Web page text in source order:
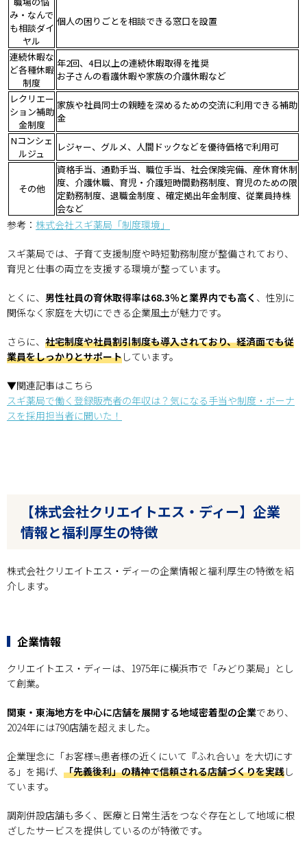
み・なんで
も相談ダイ
ヤル
個人の困りごとを相談できる窓口を設置
連続休暇な
ど各種休暇
制度
年2回、4日以上の連続休暇取得を推奨
お子さんの看護休暇や家族の介護休暇など
レクリエー
ション補助
金制度
家族や社員同士の親睦を深めるための交流に利用できる補助
金
Nコンシェ
ルジュ
レジャー、グルメ、人間ドックなどを優待価格で利用可
その他
資格手当、通勤手当、職位手当、社会保険完備、産休育休制
度、介護休職、育児・介護短時間勤務制度、育児のための限
定勤務制度、退職金制度 、確定拠出年金制度、従業員持株
会など
参考： 株式会社スギ薬局「制度環境」
スギ薬局では、子育て支援制度や時短勤務制度が整備されており、
育児と仕事の両立を支援する環境が整っています。
とくに、 男性社員の育休取得率は68.3％と業界内でも高く 、性別に
関係なく家庭を大切にできる企業風土が魅力です。
さらに、 社宅制度や社員割引制度も導入されており、経済面でも従
業員をしっかりとサポートしています。
▼関連記事はこちら
スギ薬局で働く登録販売者の年収は？気になる手当や制度・ボーナ
スを採用担当者に聞いた！
【株式会社クリエイトエス・ディー】企業
情報と福利厚生の特徴
株式会社クリエイトエス・ディーの企業情報と福利厚生の特徴を紹
介します。
企業情報
クリエイトエス・ディーは、1975年に横浜市で「みどり薬局」とし
て創業。
関東・東海地方を中心に店舗を展開する地域密着型の企業であり、
2024年には790店舗を超えました。
企業理念に「お客様≒患者様の近くにいて『ふれ合い』を大切にす
る」を掲げ、 「先義後利」の精神で信頼される店舗づくりを実践し
ています。
調剤併設店舗も多く、医療と日常生活をつなぐ存在として地域に根
ざしたサービスを提供しているのが特徴です。